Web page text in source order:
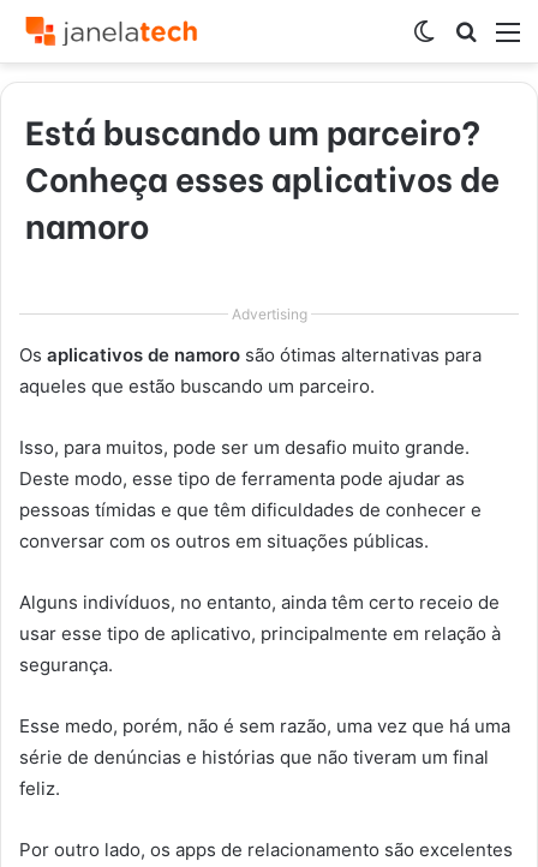
por
Switch
skin
Está buscando um parceiro?
Conheça esses aplicativos de
namoro
Advertising
Os aplicativos de namoro são ótimas alternativas para
aqueles que estão buscando um parceiro.
Isso, para muitos, pode ser um desafio muito grande.
Deste modo, esse tipo de ferramenta pode ajudar as
pessoas tímidas e que têm dificuldades de conhecer e
conversar com os outros em situações públicas.
Alguns indivíduos, no entanto, ainda têm certo receio de
usar esse tipo de aplicativo, principalmente em relação à
segurança.
Esse medo, porém, não é sem razão, uma vez que há uma
série de denúncias e histórias que não tiveram um final
feliz.
Por outro lado, os apps de relacionamento são excelentes